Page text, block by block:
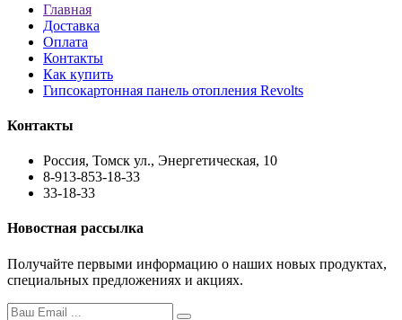
Главная
Доставка
Оплата
Контакты
Как купить
Гипсокартонная панель отопления Revolts
Контакты
Россия, Томск ул., Энергетическая, 10
8-913-853-18-33
33-18-33
Новостная рассылка
Получайте первыми информацию о наших новых продуктах,
специальных предложениях и акциях.